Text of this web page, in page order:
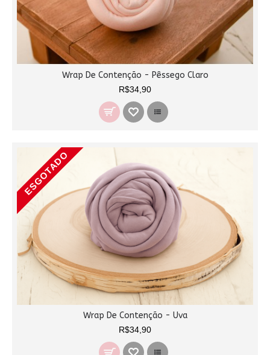
Wrap De Contenção - Pêssego Claro
R$34,90
ESGOTADO
Wrap De Contenção - Uva
R$34,90